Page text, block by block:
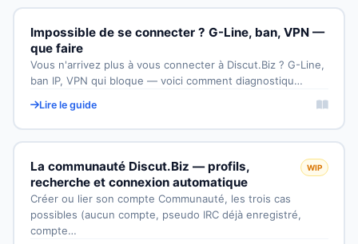
Impossible de se connecter ? G-Line, ban, VPN —
que faire
Vous n'arrivez plus à vous connecter à Discut.Biz ? G-Line,
ban IP, VPN qui bloque — voici comment diagnostiqu…
Lire le guide
La communauté Discut.Biz — profils,
recherche et connexion automatique
WIP
Créer ou lier son compte Communauté, les trois cas
possibles (aucun compte, pseudo IRC déjà enregistré,
compte…